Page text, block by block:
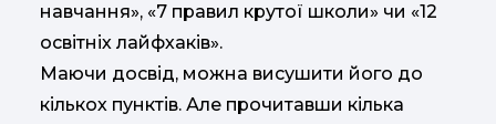
навчання», «7 правил крутої школи» чи «12
освітніх лайфхаків».
Маючи досвід, можна висушити його до
кількох пунктів. Але прочитавши кілька